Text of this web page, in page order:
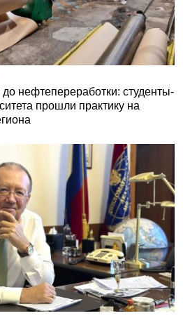
нефтепереработки: студенты-
прошли практику на